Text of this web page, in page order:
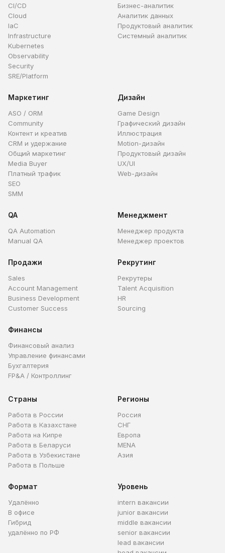
CI/CD
Cloud
IaC
Infrastructure
Kubernetes
Observability
Security
SRE/Platform
Бизнес-аналитик
Аналитик данных
Продуктовый аналитик
Системный аналитик
Маркетинг
ASO / ORM
Community
Контент и креатив
CRM и удержание
Общий маркетинг
Media Buyer
Платный трафик
SEO
SMM
Дизайн
Game Design
Графический дизайн
Иллюстрация
Motion-дизайн
Продуктовый дизайн
UX/UI
Web-дизайн
QA
QA Automation
Manual QA
Менеджмент
Менеджер продукта
Менеджер проектов
Продажи
Sales
Account Management
Business Development
Customer Success
Рекрутинг
Рекрутеры
Talent Acquisition
HR
Sourcing
Финансы
Финансовый анализ
Управление финансами
Бухгалтерия
FP&A / Контроллинг
Страны
Работа в России
Работа в Казахстане
Работа на Кипре
Работа в Беларуси
Работа в Узбекистане
Работа в Польше
Регионы
Россия
СНГ
Европа
MENA
Азия
Формат
Удалённо
В офисе
Гибрид
удалённо по РФ
Уровень
intern вакансии
junior вакансии
middle вакансии
senior вакансии
lead вакансии